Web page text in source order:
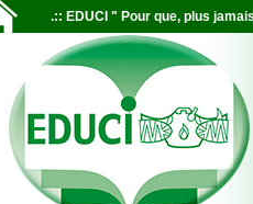
.:: EDUCI " Pour que, plus